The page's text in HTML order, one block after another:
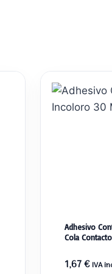
Adhesivo
Cola Contacto
1,67€ IVA